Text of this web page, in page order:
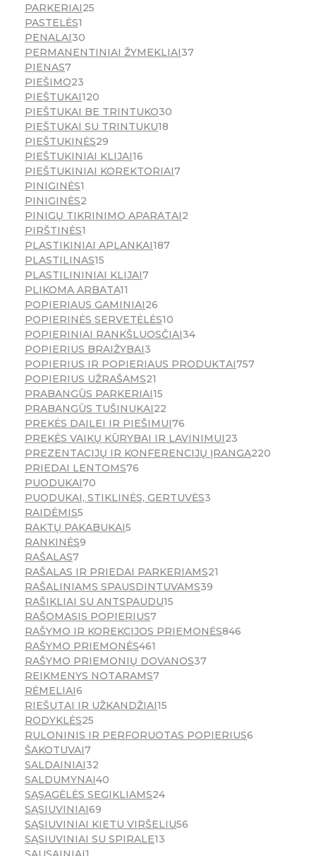
PARKERIAI25
PASTELĖS1
PENALAI30
PERMANENTINIAI ŽYMEKLIAI37
PIENAS7
PIEŠIMO23
PIEŠTUKAI120
PIEŠTUKAI BE TRINTUKO30
PIEŠTUKAI SU TRINTUKU18
PIEŠTUKINĖS29
PIEŠTUKINIAI KLIJAI16
PIEŠTUKINIAI KOREKTORIAI7
PINIGINĖS1
PINIGINĖS2
PINIGŲ TIKRINIMO APARATAI2
PIRŠTINĖS1
PLASTIKINIAI APLANKAI187
PLASTILINAS15
PLASTILININIAI KLIJAI7
PLIKOMA ARBATA11
POPIERIAUS GAMINIAI26
POPIERINĖS SERVETĖLĖS10
POPIERINIAI RANKŠLUOSČIAI34
POPIERIUS BRAIŽYBAI3
POPIERIUS IR POPIERIAUS PRODUKTAI757
POPIERIUS UŽRAŠAMS21
PRABANGŪS PARKERIAI15
PRABANGŪS TUŠINUKAI22
PREKĖS DAILEI IR PIEŠIMUI76
PREKĖS VAIKŲ KŪRYBAI IR LAVINIMUI23
PREZENTACIJŲ IR KONFERENCIJŲ ĮRANGA220
PRIEDAI LENTOMS76
PUODUKAI70
PUODUKAI, STIKLINĖS, GERTUVĖS3
RAIDĖMIS5
RAKTŲ PAKABUKAI5
RANKINĖS9
RAŠALAS7
RAŠALAS IR PRIEDAI PARKERIAMS21
RAŠALINIAMS SPAUSDINTUVAMS39
RAŠIKLIAI SU ANTSPAUDU15
RAŠOMASIS POPIERIUS7
RAŠYMO IR KOREKCIJOS PRIEMONĖS846
RAŠYMO PRIEMONĖS461
RAŠYMO PRIEMONIŲ DOVANOS37
REIKMENYS NOTARAMS7
RĖMELIAI6
RIEŠUTAI IR UŽKANDŽIAI15
RODYKLĖS25
RULONINIS IR PERFORUOTAS POPIERIUS6
ŠAKOTUVAI7
SALDAINIAI32
SALDUMYNAI40
SĄSAGĖLĖS SEGIKLIAMS24
SĄSIUVINIAI69
SĄSIUVINIAI KIETU VIRŠELIU56
SĄSIUVINIAI SU SPIRALE13